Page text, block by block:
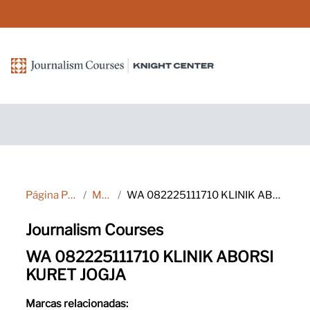
Página Principal Marcas WA 082225111710 KLINIK ABORSI KURET JOGJA
Journalism Courses
WA 082225111710 KLINIK ABORSI
KURET JOGJA
Marcas relacionadas: